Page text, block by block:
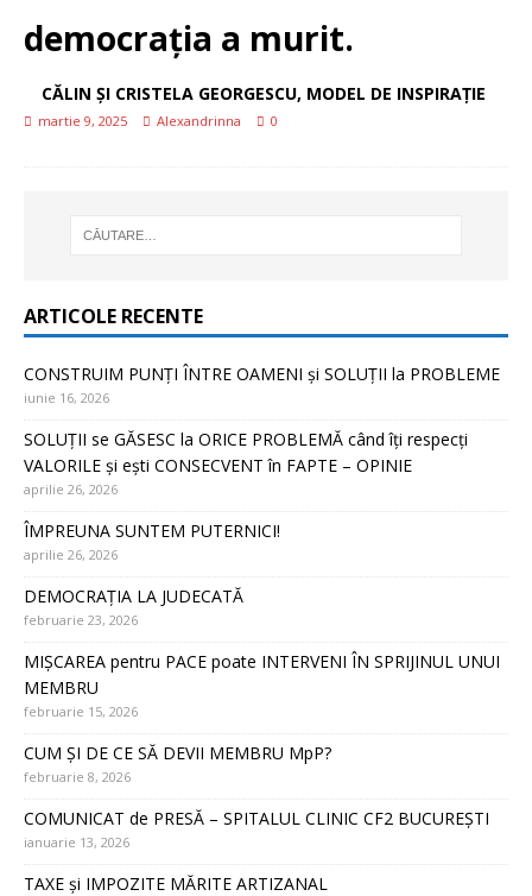
democrația a murit.
CĂLIN ȘI CRISTELA GEORGESCU, MODEL DE INSPIRAȚIE
martie 9, 2025 Alexandrinna 0
ARTICOLE RECENTE
CONSTRUIM PUNȚI ÎNTRE OAMENI și SOLUȚII la PROBLEME
iunie 16, 2026
SOLUȚII se GĂSESC la ORICE PROBLEMĂ când îți respecți
VALORILE și ești CONSECVENT în FAPTE – OPINIE
aprilie 26, 2026
ÎMPREUNA SUNTEM PUTERNICI!
aprilie 26, 2026
DEMOCRAȚIA LA JUDECATĂ
februarie 23, 2026
MIȘCAREA pentru PACE poate INTERVENI ÎN SPRIJINUL UNUI
MEMBRU
februarie 15, 2026
CUM ȘI DE CE SĂ DEVII MEMBRU MpP?
februarie 8, 2026
COMUNICAT de PRESĂ – SPITALUL CLINIC CF2 BUCUREȘTI
ianuarie 13, 2026
TAXE și IMPOZITE MĂRITE ARTIZANAL